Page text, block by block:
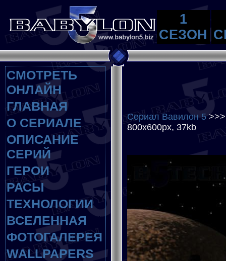
1
СЕЗОН
СМОТРЕТЬ
ОНЛАЙН
ГЛАВНАЯ
О СЕРИАЛЕ
ОПИСАНИЕ
СЕРИЙ
ГЕРОИ
РАСЫ
ТЕХНОЛОГИИ
ВСЕЛЕННАЯ
ФОТОГАЛЕРЕЯ
WALLPAPERS
Сериал Вавилон 5
800x600px, 37kb